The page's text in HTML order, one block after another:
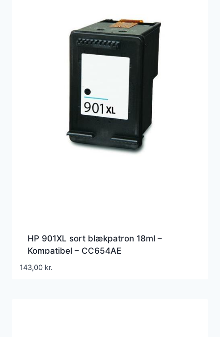
HP 901XL sort blækpatron 18ml –
Kompatibel – CC654AE
143,00 kr.